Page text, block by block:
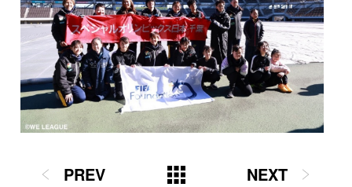
PREV NEXT